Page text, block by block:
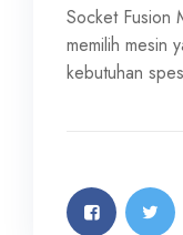
Socket Fusion
memilih mesin
kebutuhan